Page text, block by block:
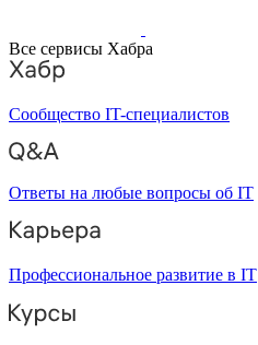
Все сервисы Хабра
Сообщество IT-специалистов
Ответы на любые вопросы об IT
Профессиональное развитие в IT